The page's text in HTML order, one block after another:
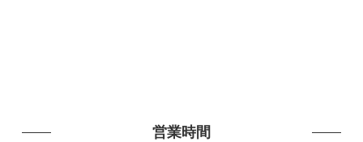
営業時間